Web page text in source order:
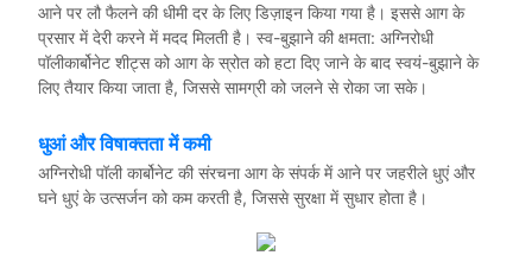
आने पर लौ फैलने की धीमी दर के लिए डिज़ाइन किया गया है। इससे आग के
प्रसार में देरी करने में मदद मिलती है। स्व-बुझाने की क्षमता: अग्निरोधी
पॉलीकार्बोनेट शीट्स को आग के स्रोत को हटा दिए जाने के बाद स्वयं-बुझाने के
लिए तैयार किया जाता है, जिससे सामग्री को जलने से रोका जा सके।
धुआं और विषाक्तता में कमी
अग्निरोधी पॉली कार्बोनेट की संरचना आग के संपर्क में आने पर जहरीले धुएं और
घने धुएं के उत्सर्जन को कम करती है, जिससे सुरक्षा में सुधार होता है।